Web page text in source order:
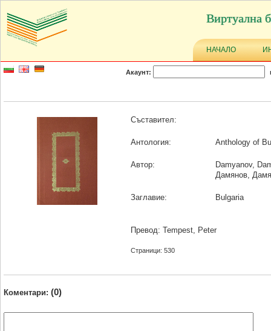
Виртуална
НАЧАЛО
Акаунт:
Съставител:
Антология: Anthology of
Автор:
Damyanov,
Дамянов,
Заглавие: Bulgaria
Превод: Tempest, Peter
Страници: 530
Коментари: (0)